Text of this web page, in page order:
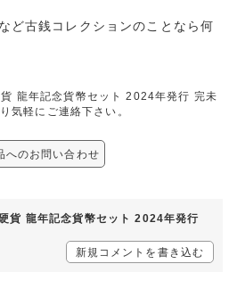
ど古銭コレクションのことなら何
龍年記念貨幣セット 2024年発行 完未
気軽にご連絡下さい。
へのお問い合わせ
貨 龍年記念貨幣セット 2024年発行
新規コメントを書き込む